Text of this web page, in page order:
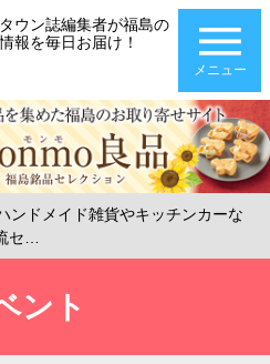
ウン誌編集者が福島の
報を毎日お届け！
メニュー
ンドメイド雑貨やキッチンカーな
セ…
ント